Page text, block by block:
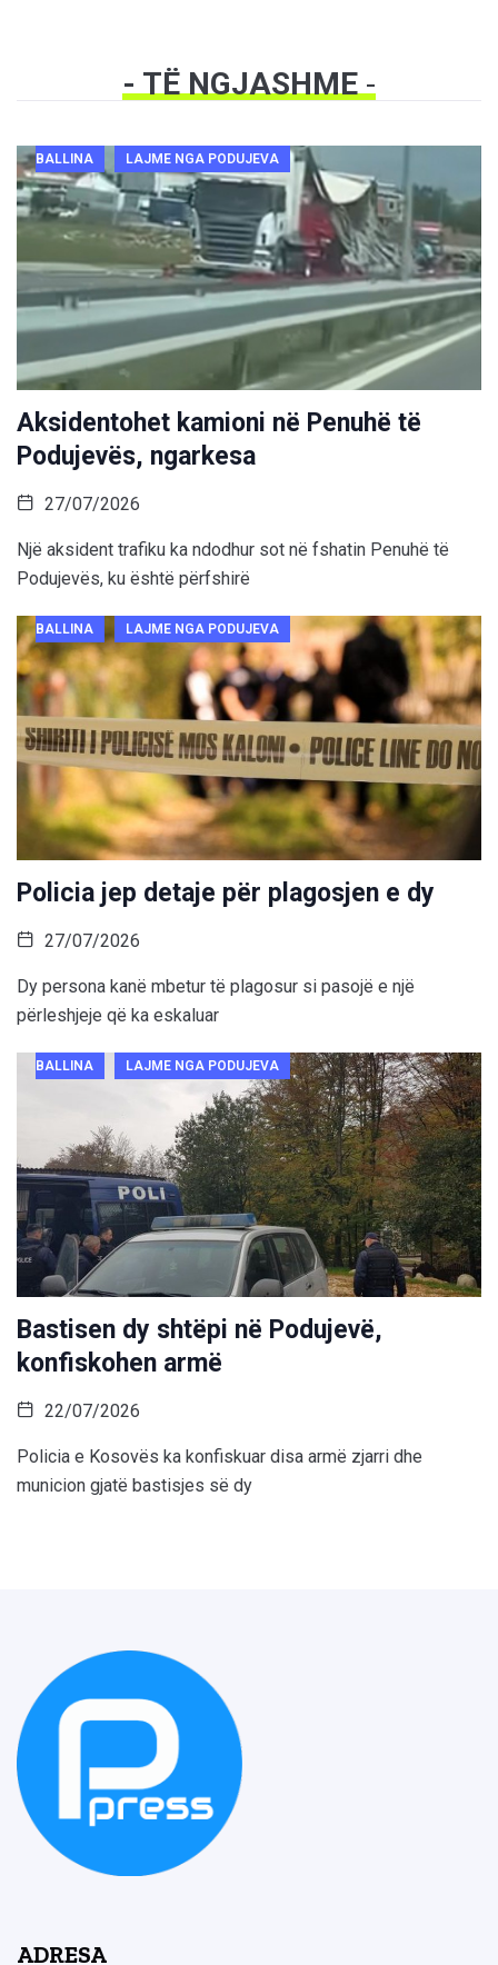
- TË NGJASHME-
BALLINA LAJME NGA PODUJEVA
Aksidentohet kamioni në Penuhë të
Podujevës, ngarkesa
27/07/2026
Një aksident trafiku ka ndodhur sot në fshatin Penuhë të
Podujevës, ku është përfshirë
BALLINA LAJME NGA PODUJEVA
Policia jep detaje për plagosjen e dy
27/07/2026
Dy persona kanë mbetur të plagosur si pasojë e një
përleshjeje që ka eskaluar
BALLINA LAJME NGA PODUJEVA
Bastisen dy shtëpi në Podujevë,
konfiskohen armë
22/07/2026
Policia e Kosovës ka konfiskuar disa armë zjarri dhe
municion gjatë bastisjes së dy
ADRESA